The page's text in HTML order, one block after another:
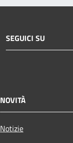
SEGUICI SU
NOVITÀ
Notizie